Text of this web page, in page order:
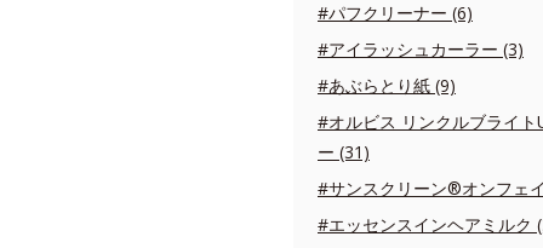
#パフクリーナー (6)
#アイラッシュカーラー (3)
#あぶらとり紙 (9)
#オルビス リンクルブライト
ー (31)
#サンスクリーン®オンフェ
#エッセンスインヘアミルク